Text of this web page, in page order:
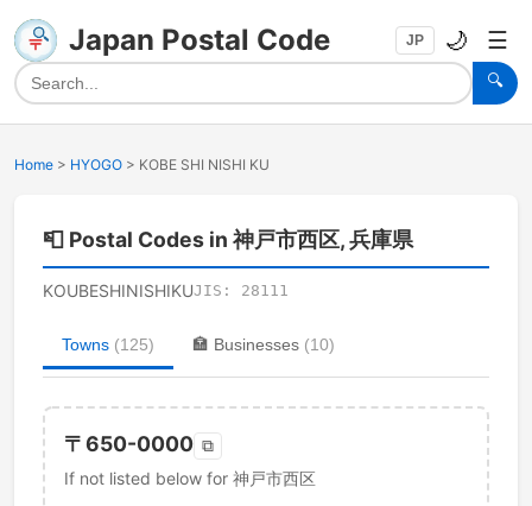
Japan Postal Code
🔍
JP 🌙 ☰
Home > HYOGO > KOBE SHI NISHI KU
📮 Postal Codes in 神戸市西区, 兵庫県
KOUBESHINISHIKUJIS: 28111
Towns (125) 🏣 Businesses (10)
〒650-0000 ⧉
If not listed below for 神戸市西区